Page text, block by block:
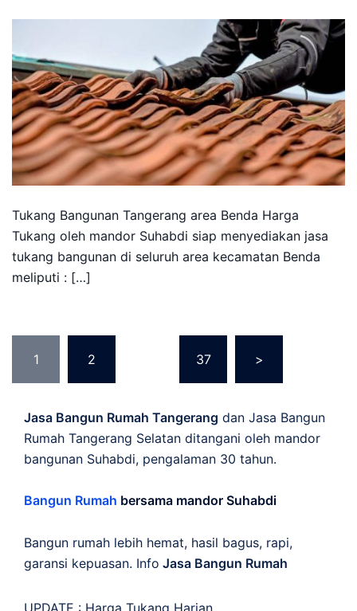
Tukang Bangunan Tangerang area Benda Harga
Tukang oleh mandor Suhabdi siap menyediakan jasa
tukang bangunan di seluruh area kecamatan Benda
meliputi : […]
pagination
1 2 37 >
Jasa Bangun Rumah Tangerang dan Jasa Bangun
Rumah Tangerang Selatan ditangani oleh mandor
bangunan Suhabdi, pengalaman 30 tahun.
Bangun Rumah bersama mandor Suhabdi
Bangun rumah lebih hemat, hasil bagus, rapi,
garansi kepuasan. Info Jasa Bangun Rumah
UPDATE : Harga Tukang Harian